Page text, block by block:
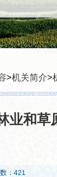
>机关简介>
业和草
：421